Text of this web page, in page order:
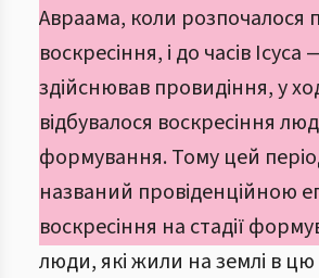
Авраама, коли розпочалося
воскресіння, і до часів Ісуса
здійснював провидіння, у
відбувалося воскресіння
формування. Тому цей
названий провіденційною
воскресіння на стадії
люди, які жили на землі в